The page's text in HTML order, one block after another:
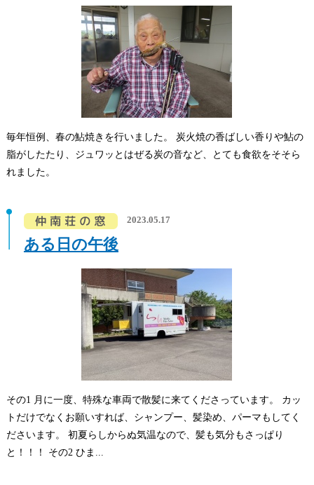
毎年恒例、春の鮎焼きを行いました。 炭火焼の香ばしい香りや鮎の
脂がしたたり、ジュワッとはぜる炭の音など、とても食欲をそそら
れました。
2023.05.17
ある日の午後
その1 月に一度、特殊な車両で散髪に来てくださっています。 カッ
トだけでなくお願いすれば、シャンプー、髪染め、パーマもしてく
ださいます。 初夏らしからぬ気温なので、髪も気分もさっぱり
と！！！ その2 ひま...